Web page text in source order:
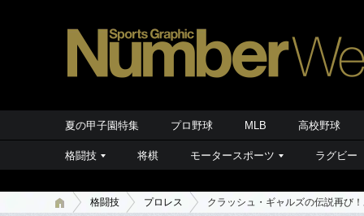
夏の甲子園特集 プロ野球 MLB 高校野球
格闘技 将棋 モータースポーツ ラグビー
格闘技 プロレス クラッシュ・ギャルズの伝説再び